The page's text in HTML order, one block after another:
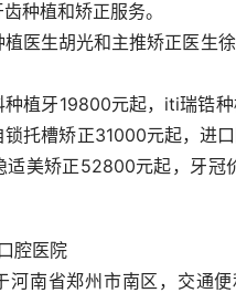
种植和矫正服务。
医生胡光和主推矫正医生
种植牙19800元起，iti瑞锆
锁托槽矫正31000元起，进
适美矫正52800元起，牙冠
腔医院
河南省郑州市南区，交通